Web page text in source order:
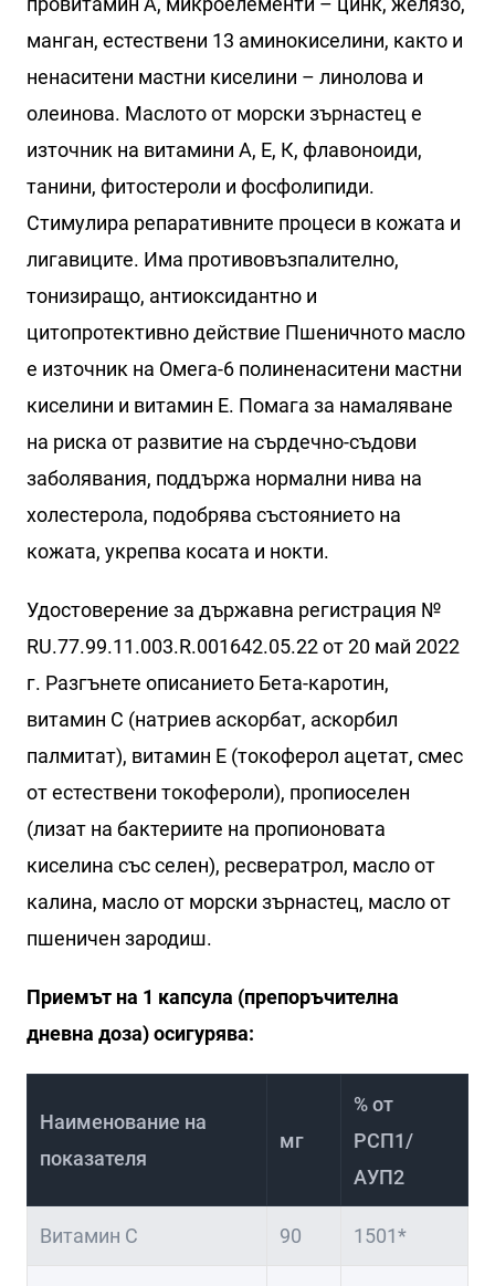
манган, естествени 13 аминокиселини, както и
ненаситени мастни киселини – линолова и
олеинова. Маслото от морски зърнастец е
източник на витамини А, Е, К, флавоноиди,
танини, фитостероли и фосфолипиди.
Стимулира репаративните процеси в кожата и
лигавиците. Има противовъзпалително,
тонизиращо, антиоксидантно и
цитопротективно действие Пшеничното масло
е източник на Омега-6 полиненаситени мастни
киселини и витамин Е. Помага за намаляване
на риска от развитие на сърдечно-съдови
заболявания, поддържа нормални нива на
холестерола, подобрява състоянието на
кожата, укрепва косата и нокти.
Удостоверение за държавна регистрация №
RU.77.99.11.003.R.001642.05.22 от 20 май 2022
г. Разгънете описанието Бета-каротин,
витамин С (натриев аскорбат, аскорбил
палмитат), витамин Е (токоферол ацетат, смес
от естествени токофероли), пропиоселен
(лизат на бактериите на пропионовата
киселина със селен), ресвератрол, масло от
калина, масло от морски зърнастец, масло от
пшеничен зародиш.
Приемът на 1 капсула (препоръчителна
дневна доза) осигурява:
Наименование на
показателя
мг
% от
РСП1/
АУП2
Витамин С 90 1501*